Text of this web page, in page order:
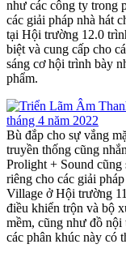
như các công ty trong
các giải pháp nhà hát
tại Hội trường 12.0
biệt và cung cấp cho
sáng cơ hội trình bày
phẩm.
Bù đắp cho sự vắng
truyền thống cũng
Prolight + Sound cũng
riêng cho các giải
Village ở Hội trường
điều khiển trộn và bộ
mềm, cũng như đồ nội
các phân khúc này có